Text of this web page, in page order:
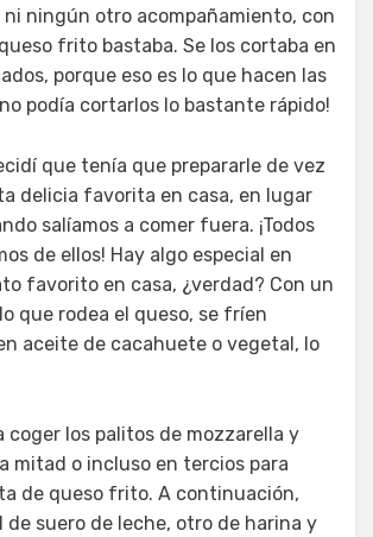
ningún otro acompañamiento, con
frito bastaba. Se los cortaba en
porque eso es lo que hacen las
no podía cortarlos lo bastante rápido!
que tenía que prepararle de vez
delicia favorita en casa, en lugar
salíamos a comer fuera. ¡Todos
de ellos! Hay algo especial en
favorito en casa, ¿verdad? Con un
que rodea el queso, se fríen
aceite de cacahuete o vegetal, lo
coger los palitos de mozzarella y
mitad o incluso en tercios para
de queso frito. A continuación,
de suero de leche, otro de harina y